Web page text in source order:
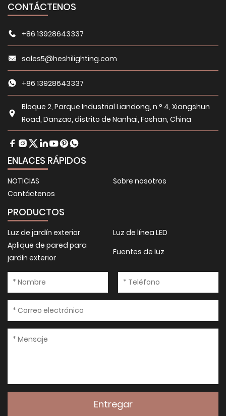
CONTÁCTENOS
+86 13928643337
sales5@heshilighting.com
+86 13928643337
Bloque 2, Parque Industrial Liandong, n.° 4, Xiangshun
Road, Danzao, distrito de Nanhai, Foshan, China
ENLACES RÁPIDOS
NOTICIAS
Sobre nosotros
Contáctenos
PRODUCTOS
Luz de jardín exterior
Luz de línea LED
Aplique de pared para
jardín exterior
Fuentes de luz
Entregar